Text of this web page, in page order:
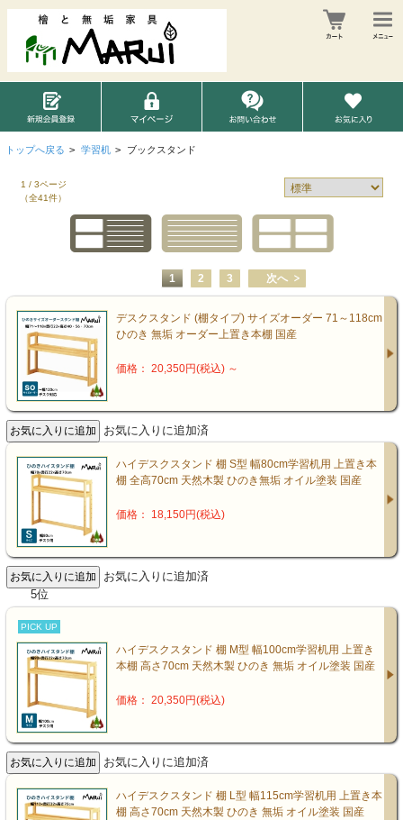
トップへ戻る > 学習机 > ブックスタンド
1 / 3ページ
（全41件）
1 2 3 次へ
デスクスタンド (棚タイプ) サイズオーダー 71～118cm
ひのき 無垢 オーダー上置き本棚 国産
価格： 20,350円(税込) ～
お気に入りに追加済
ハイデスクスタンド 棚 S型 幅80cm学習机用 上置き本
棚 全高70cm 天然木製 ひのき無垢 オイル塗装 国産
価格： 18,150円(税込)
お気に入りに追加済
5位
PICK UP
ハイデスクスタンド 棚 M型 幅100cm学習机用 上置き
本棚 高さ70cm 天然木製 ひのき 無垢 オイル塗装 国産
価格： 20,350円(税込)
お気に入りに追加済
ハイデスクスタンド 棚 L型 幅115cm学習机用 上置き本
棚 高さ70cm 天然木製 ひのき 無垢 オイル塗装 国産